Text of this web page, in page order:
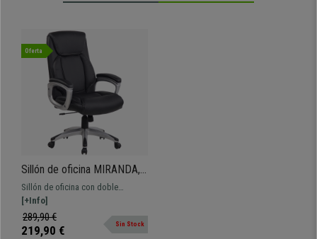
Oferta
Sillón de oficina MIRANDA,
Grueso Acolchado,
Mecanismo Basculante, en
Negro
Sillón de oficina con doble
acolchado, gran respaldo con
reposacabezas integrado y
tapizado en piel sintética.
[+Info]
289,90 €
219,90 € Sin Stock